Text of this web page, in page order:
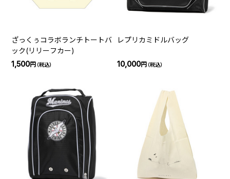
ざっくぅコラボランチトートバ
ック(リリーフカー)
1,500円（税込）
レプリカミドルバッグ
10,000円（税込）